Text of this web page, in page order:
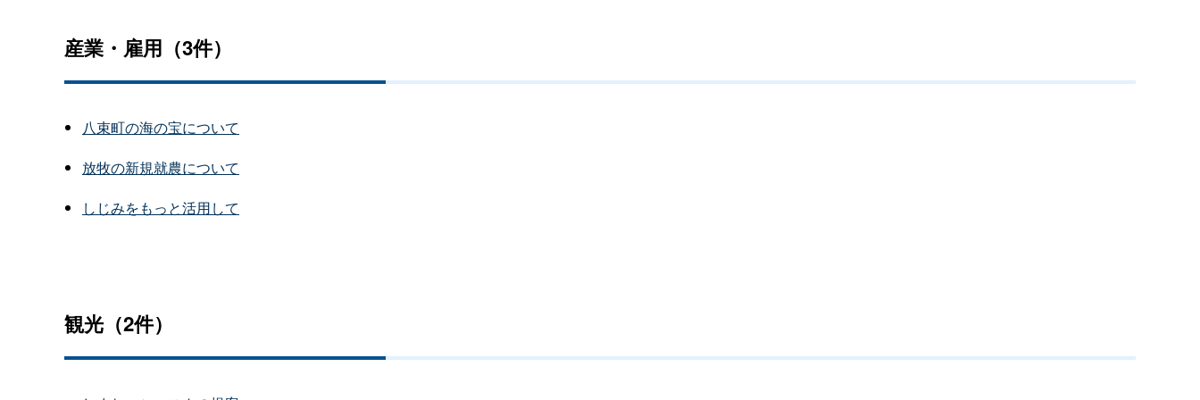
産業・雇用（3件）
八束町の海の宝について
放牧の新規就農について
しじみをもっと活用して
観光（2件）